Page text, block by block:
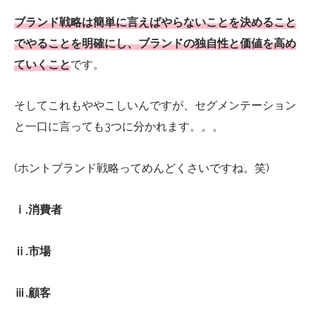
ブランド戦略は簡単に言えばやらないことを決めること
でやることを明確にし、ブランドの独自性と価値を高め
ていくことです。
そしてこれもややこしいんですが、セグメンテーション
と一口に言っても3つに分かれます。。。
(ホントブランド戦略ってめんどくさいですね。笑)
ⅰ .消費者
ⅱ .市場
ⅲ .顧客